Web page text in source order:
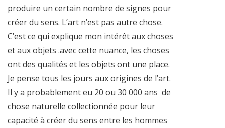
produire un certain nombre de signes pour
créer du sens. L’art n’est pas autre chose.
C’est ce qui explique mon intérêt aux choses
et aux objets .avec cette nuance, les choses
ont des qualités et les objets ont une place.
Je pense tous les jours aux origines de l’art.
Il y a probablement eu 20 ou 30 000 ans de
chose naturelle collectionnée pour leur
capacité à créer du sens entre les hommes